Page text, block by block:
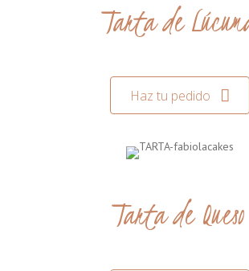
Tarta de
Haz tu pedido
Tarta de Queso